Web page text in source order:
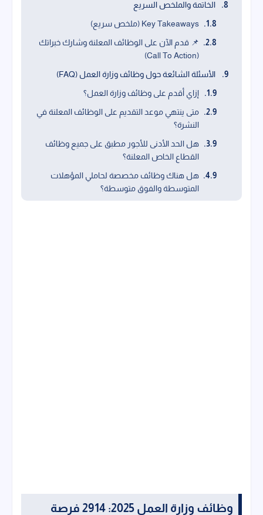
الخاتمة والملخص السريع
Key Takeaways (ملخص سريع)
📌 قدم الآن على الوظائف المعلنة وشارك خبراتك
(Call To Action)
الأسئلة الشائعة حول وظائف وزارة العمل (FAQ)
إزاي أقدم على وظائف وزارة العمل؟
متى ينتهي موعد التقديم على الوظائف المعلنة في
النشرة؟
هل الحد الأدنى للأجور مطبق على جميع وظائف
القطاع الخاص المعلنة؟
هل هناك وظائف مخصصة لحاملي المؤهلات
المتوسطة والفوق متوسطة؟
وظائف وزارة العمل 2025: 2914 فرصة